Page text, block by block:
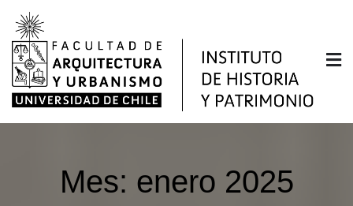
Saltar
contenido
Instituto de Historia y
Patrimonio
Facultad de Arquitectura y Urbanismo de la
Mes: enero 2025